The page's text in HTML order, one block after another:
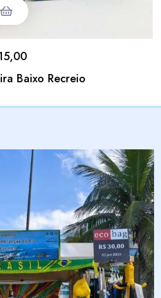
Baixo Recreio